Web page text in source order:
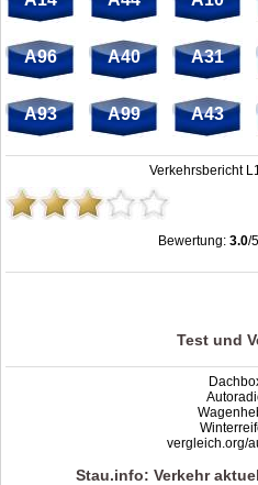
A96 A40 A31
A93 A99 A43
Verkehrsbericht
Bewertung:3.0/
Stau L1116: Unfälle, Sperrung &
Test und
vergleich.org/
Stau.info: Verkehr